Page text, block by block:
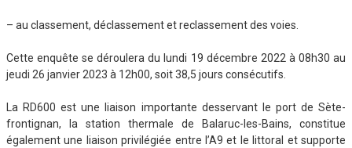
– au classement, déclassement et reclassement des voies.
Cette enquête se déroulera du lundi 19 décembre 2022 à 08h30 au
jeudi 26 janvier 2023 à 12h00, soit 38,5 jours consécutifs.
La RD600 est une liaison importante desservant le port de Sète-
frontignan, la station thermale de Balaruc-les-Bains, constitue
également une liaison privilégiée entre l’A9 et le littoral et supporte